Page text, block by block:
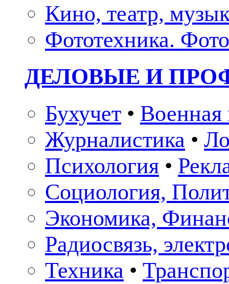
Кино, театр,
Фототехника.
ДЕЛОВЫЕ И
Бухучет • Военная
Журналистика •
Психология •
Социология,
Экономика,
Радиосвязь,
Техника •